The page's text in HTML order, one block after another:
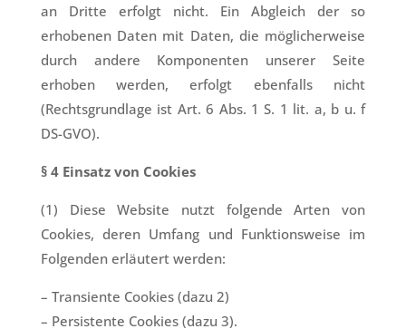
an Dritte erfolgt nicht. Ein Abgleich der so
erhobenen Daten mit Daten, die möglicherweise
durch andere Komponenten unserer Seite
erhoben werden, erfolgt ebenfalls nicht
(Rechtsgrundlage ist Art. 6 Abs. 1 S. 1 lit. a, b u. f
DS-GVO).
§ 4 Einsatz von Cookies
(1) Diese Website nutzt folgende Arten von
Cookies, deren Umfang und Funktionsweise im
Folgenden erläutert werden:
– Transiente Cookies (dazu 2)
– Persistente Cookies (dazu 3).